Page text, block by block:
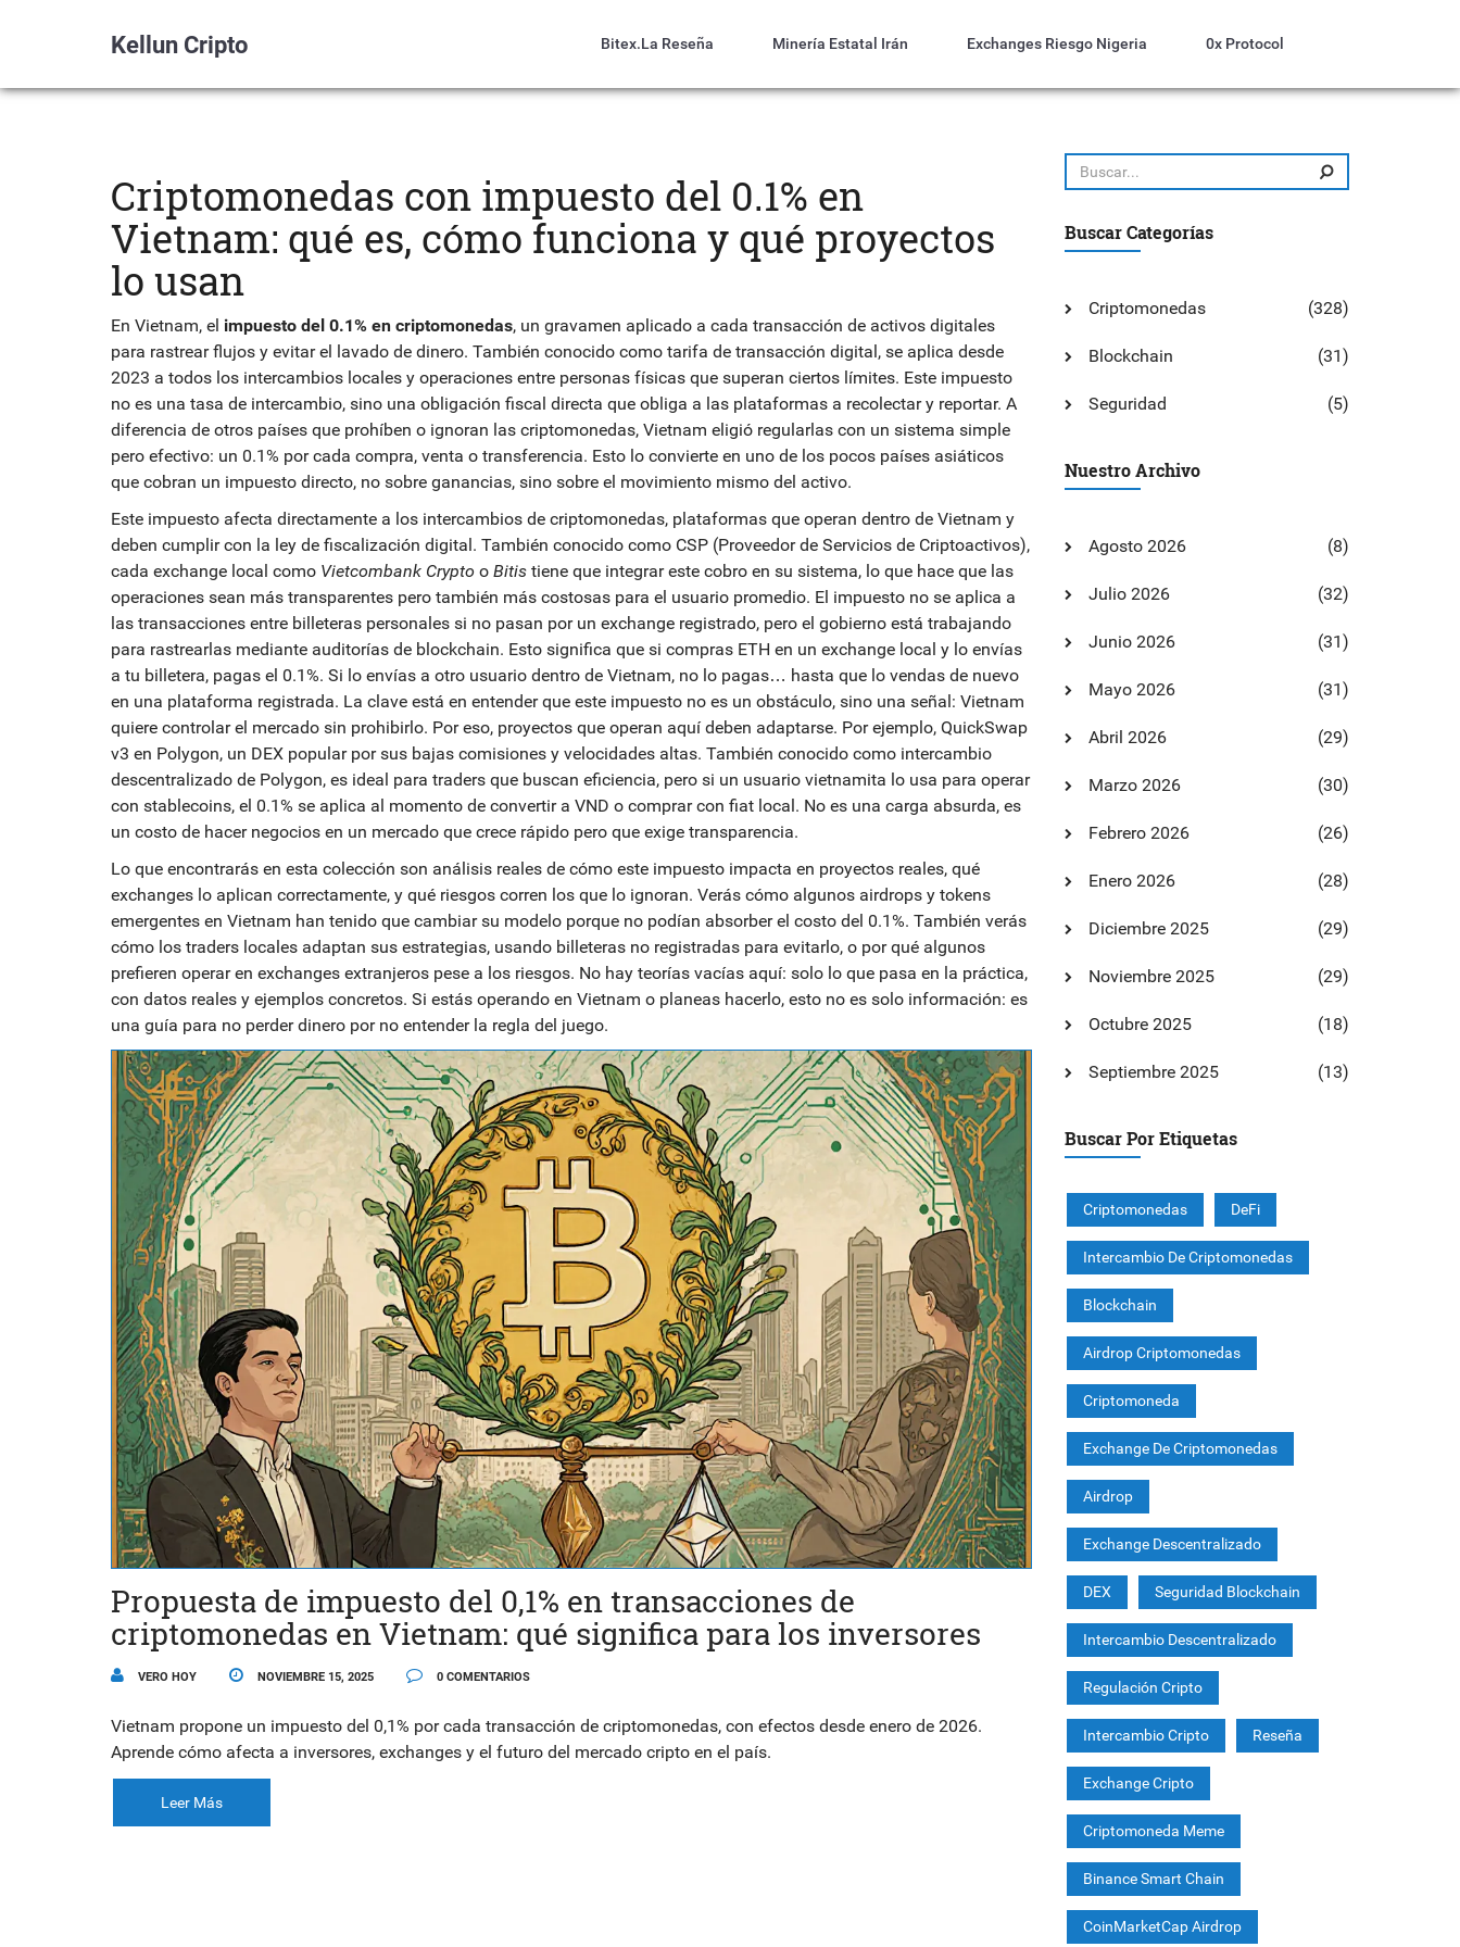
Kellun Cripto Bitex.la Reseña Minería Estatal Irán Exchanges Riesgo Nigeria 0x Protocol
Criptomonedas con impuesto del 0.1% en
Vietnam: qué es, cómo funciona y qué proyectos
lo usan
En Vietnam, el impuesto del 0.1% en criptomonedas, un gravamen aplicado a cada transacción de activos digitales
para rastrear flujos y evitar el lavado de dinero. También conocido como tarifa de transacción digital, se aplica desde
2023 a todos los intercambios locales y operaciones entre personas físicas que superan ciertos límites. Este impuesto
no es una tasa de intercambio, sino una obligación fiscal directa que obliga a las plataformas a recolectar y reportar. A
diferencia de otros países que prohíben o ignoran las criptomonedas, Vietnam eligió regularlas con un sistema simple
pero efectivo: un 0.1% por cada compra, venta o transferencia. Esto lo convierte en uno de los pocos países asiáticos
que cobran un impuesto directo, no sobre ganancias, sino sobre el movimiento mismo del activo.
Este impuesto afecta directamente a los intercambios de criptomonedas, plataformas que operan dentro de Vietnam y
deben cumplir con la ley de fiscalización digital. También conocido como CSP (Proveedor de Servicios de Criptoactivos),
cada exchange local como Vietcombank Crypto o Bitis tiene que integrar este cobro en su sistema, lo que hace que las
operaciones sean más transparentes pero también más costosas para el usuario promedio. El impuesto no se aplica a
las transacciones entre billeteras personales si no pasan por un exchange registrado, pero el gobierno está trabajando
para rastrearlas mediante auditorías de blockchain. Esto significa que si compras ETH en un exchange local y lo envías
a tu billetera, pagas el 0.1%. Si lo envías a otro usuario dentro de Vietnam, no lo pagas… hasta que lo vendas de nuevo
en una plataforma registrada. La clave está en entender que este impuesto no es un obstáculo, sino una señal: Vietnam
quiere controlar el mercado sin prohibirlo. Por eso, proyectos que operan aquí deben adaptarse. Por ejemplo, QuickSwap
v3 en Polygon, un DEX popular por sus bajas comisiones y velocidades altas. También conocido como intercambio
descentralizado de Polygon, es ideal para traders que buscan eficiencia, pero si un usuario vietnamita lo usa para operar
con stablecoins, el 0.1% se aplica al momento de convertir a VND o comprar con fiat local. No es una carga absurda, es
un costo de hacer negocios en un mercado que crece rápido pero que exige transparencia.
Lo que encontrarás en esta colección son análisis reales de cómo este impuesto impacta en proyectos reales, qué
exchanges lo aplican correctamente, y qué riesgos corren los que lo ignoran. Verás cómo algunos airdrops y tokens
emergentes en Vietnam han tenido que cambiar su modelo porque no podían absorber el costo del 0.1%. También verás
cómo los traders locales adaptan sus estrategias, usando billeteras no registradas para evitarlo, o por qué algunos
prefieren operar en exchanges extranjeros pese a los riesgos. No hay teorías vacías aquí: solo lo que pasa en la práctica,
con datos reales y ejemplos concretos. Si estás operando en Vietnam o planeas hacerlo, esto no es solo información: es
una guía para no perder dinero por no entender la regla del juego.
Propuesta de impuesto del 0,1% en transacciones de
criptomonedas en Vietnam: qué significa para los inversores
VERO HOY NOVIEMBRE 15, 2025 0 COMENTARIOS
Vietnam propone un impuesto del 0,1% por cada transacción de criptomonedas, con efectos desde enero de 2026.
Aprende cómo afecta a inversores, exchanges y el futuro del mercado cripto en el país.
Leer Más
Buscar Categorías
Criptomonedas (328)
Blockchain (31)
Seguridad (5)
Nuestro Archivo
Agosto 2026 (8)
Julio 2026 (32)
Junio 2026 (31)
Mayo 2026 (31)
Abril 2026 (29)
Marzo 2026 (30)
Febrero 2026 (26)
Enero 2026 (28)
Diciembre 2025 (29)
Noviembre 2025 (29)
Octubre 2025 (18)
Septiembre 2025 (13)
Buscar Por Etiquetas
Criptomonedas DeFi
Intercambio De Criptomonedas
Blockchain
Airdrop Criptomonedas
Criptomoneda
Exchange De Criptomonedas
Airdrop
Exchange Descentralizado
DEX Seguridad Blockchain
Intercambio Descentralizado
Regulación Cripto
Intercambio Cripto Reseña
Exchange Cripto
Criptomoneda Meme
Binance Smart Chain
CoinMarketCap Airdrop